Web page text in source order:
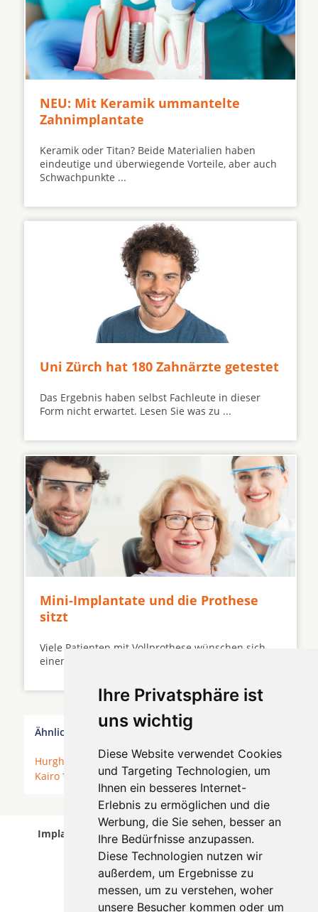
Ihre Privatsphäre ist
uns wichtig
Diese Website verwendet Cookies
und Targeting Technologien, um
Ihnen ein besseres Internet-
Erlebnis zu ermöglichen und die
Werbung, die Sie sehen, besser an
Ihre Bedürfnisse anzupassen.
Diese Technologien nutzen wir
außerdem, um Ergebnisse zu
messen, um zu verstehen, woher
unsere Besucher kommen oder um
NEU: Mit Keramik ummantelte
Zahnimplantate
Keramik oder Titan? Beide Materialien haben
eindeutige und überwiegende Vorteile, aber auch
Schwachpunkte ...
Uni Zürch hat 180 Zahnärzte getestet
Das Ergebnis haben selbst Fachleute in dieser
Form nicht erwartet. Lesen Sie was zu ...
Mini-Implantate und die Prothese
sitzt
Viele Patienten mit Vollprothese wünschen sich
einen festen und komfortablen Zahnersatz ...
Ähnliche Behandler finden
Hurghada Mohandessin*Alexandria*Cairo*
Kairo * *
Implantologen in Kairo wurde am 06 August 2026
aktualisiert.